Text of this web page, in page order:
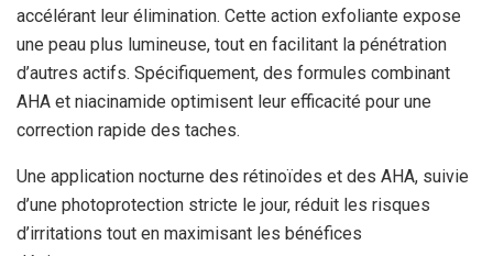
accélérant leur élimination. Cette action exfoliante expose
une peau plus lumineuse, tout en facilitant la pénétration
d’autres actifs. Spécifiquement, des formules combinant
AHA et niacinamide optimisent leur efficacité pour une
correction rapide des taches.
Une application nocturne des rétinoïdes et des AHA, suivie
d’une photoprotection stricte le jour, réduit les risques
d’irritations tout en maximisant les bénéfices